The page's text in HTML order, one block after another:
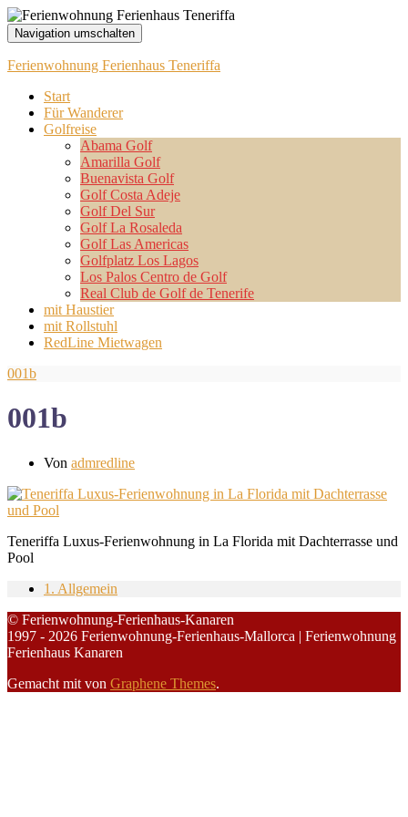
Navigation umschalten
Ferienwohnung Ferienhaus Teneriffa
Start
Für Wanderer
Golfreise
Abama Golf
Amarilla Golf
Buenavista Golf
Golf Costa Adeje
Golf Del Sur
Golf La Rosaleda
Golf Las Americas
Golfplatz Los Lagos
Los Palos Centro de Golf
Real Club de Golf de Tenerife
mit Haustier
mit Rollstuhl
RedLine Mietwagen
001b
001b
Von admredline
Teneriffa Luxus-Ferienwohnung in La Florida mit Dachterrasse und
Pool
1. Allgemein
© Ferienwohnung-Ferienhaus-Kanaren
1997 - 2026 Ferienwohnung-Ferienhaus-Mallorca | Ferienwohnung
Ferienhaus Kanaren
Gemacht mit von Graphene Themes.